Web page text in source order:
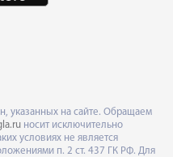
указанных на сайте. Обращаем
носит исключительно
условиях не является
п. 2 ст. 437 ГК РФ. Для